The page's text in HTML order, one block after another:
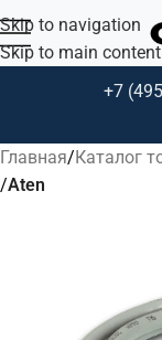
Skip to navigation
Skip to main content
+7
Главная Каталог
Aten